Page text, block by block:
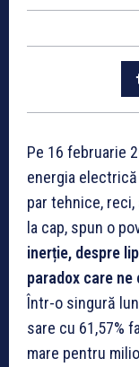
Pe 16 februarie
energia
par tehnice,
la cap, spun o
inerție, despre
paradox care ne
Într-o singură
sare cu 61,57%
mare pentru